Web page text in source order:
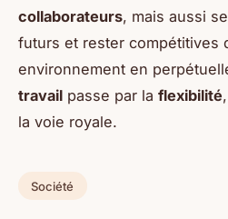
collaborateurs, mais aussi
futurs et rester compétitives
environnement en
travail passe par la flexibilité
la voie royale.
Société